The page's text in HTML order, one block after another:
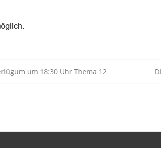
um 18:30 Uhr Thema 12